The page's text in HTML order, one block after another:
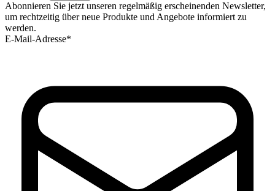
Abonnieren Sie jetzt unseren regelmäßig erscheinenden Newsletter,
um rechtzeitig über neue Produkte und Angebote informiert zu
werden.
E-Mail-Adresse*